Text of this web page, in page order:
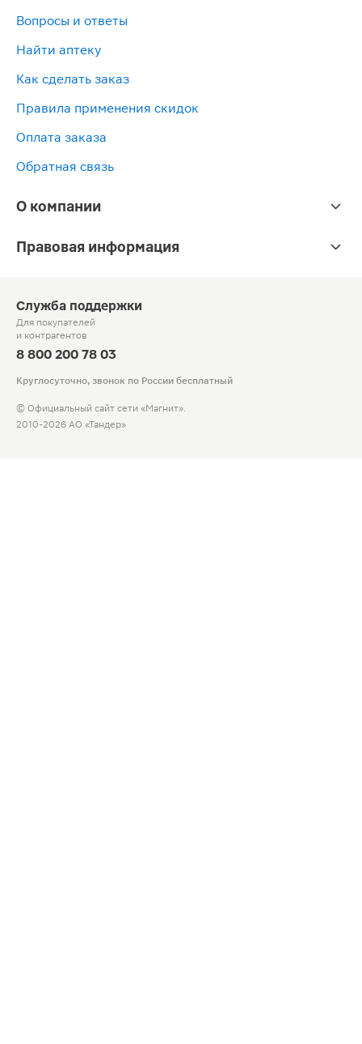
Вопросы и ответы
Найти аптеку
Как сделать заказ
Правила применения скидок
Оплата заказа
Обратная связь
О компании
Правовая информация
Служба поддержки
Для покупателей
и контрагентов
8 800 200 78 03
Круглосуточно, звонок по России бесплатный
© Официальный сайт сети «Магнит».
2010-2026 АО «Тандер»